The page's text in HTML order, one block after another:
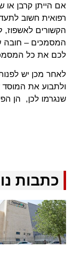
אם הייתן קרבן
רפואית חשוב
הקשורים לאשפוז,
המסמכים – חובה
לכם את כל
לאחר מכן יש
ולתבוע את המוסד
שנגרמו לכן, הן
כתבות